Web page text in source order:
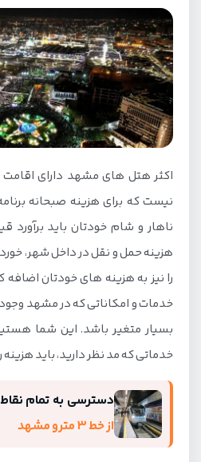
اکثر هتل های مشهد دارای اقامت
نیست که برای هزینه صبحانه
ناهار و شام خودتان باید
هزینه حمل و نقل در داخل شهر،
را نیز به هزینه های خودتان اضافه
خدمات و امکاناتی که در مشهد وجود
بسیار متغیر باشد. این شما
خدماتی که مد نظر دارید، باید هزینه
دسترسی به تمام
از خط 3 مترو مشهد